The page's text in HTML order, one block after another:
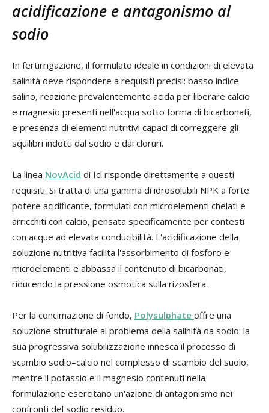
acidificazione e antagonismo al
sodio
In fertirrigazione, il formulato ideale in condizioni di elevata
salinità deve rispondere a requisiti precisi: basso indice
salino, reazione prevalentemente acida per liberare calcio
e magnesio presenti nell'acqua sotto forma di bicarbonati,
e presenza di elementi nutritivi capaci di correggere gli
squilibri indotti dal sodio e dai cloruri.
La linea NovAcid di Icl risponde direttamente a questi
requisiti. Si tratta di una gamma di idrosolubili NPK a forte
potere acidificante, formulati con microelementi chelati e
arricchiti con calcio, pensata specificamente per contesti
con acque ad elevata conducibilità. L'acidificazione della
soluzione nutritiva facilita l'assorbimento di fosforo e
microelementi e abbassa il contenuto di bicarbonati,
riducendo la pressione osmotica sulla rizosfera.
Per la concimazione di fondo, Polysulphate offre una
soluzione strutturale al problema della salinità da sodio: la
sua progressiva solubilizzazione innesca il processo di
scambio sodio–calcio nel complesso di scambio del suolo,
mentre il potassio e il magnesio contenuti nella
formulazione esercitano un'azione di antagonismo nei
confronti del sodio residuo.